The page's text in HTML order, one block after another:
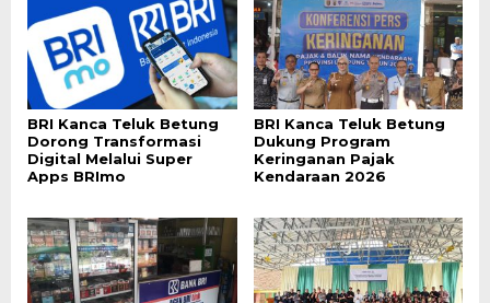
BRI Kanca Teluk Betung
Dorong Transformasi
Digital Melalui Super
Apps BRImo
BRI Kanca Teluk Betung
Dukung Program
Keringanan Pajak
Kendaraan 2026